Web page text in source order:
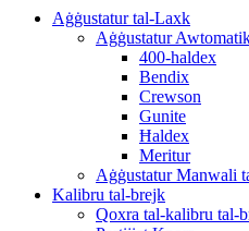
Aġġustatur tal-Laxk
Aġġustatur
400-haldex
Bendix
Crewson
Gunite
Ħaldex
Meritur
Aġġustatur Manwali
Kalibru tal-brejk
Qoxra tal-kalibru tal-